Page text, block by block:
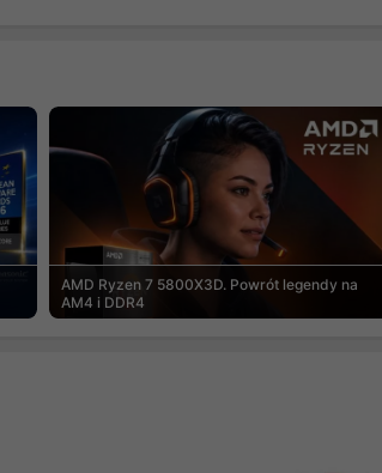
AMD Ryzen 7 5800X3D. Powrót legendy na
AM4 i DDR4